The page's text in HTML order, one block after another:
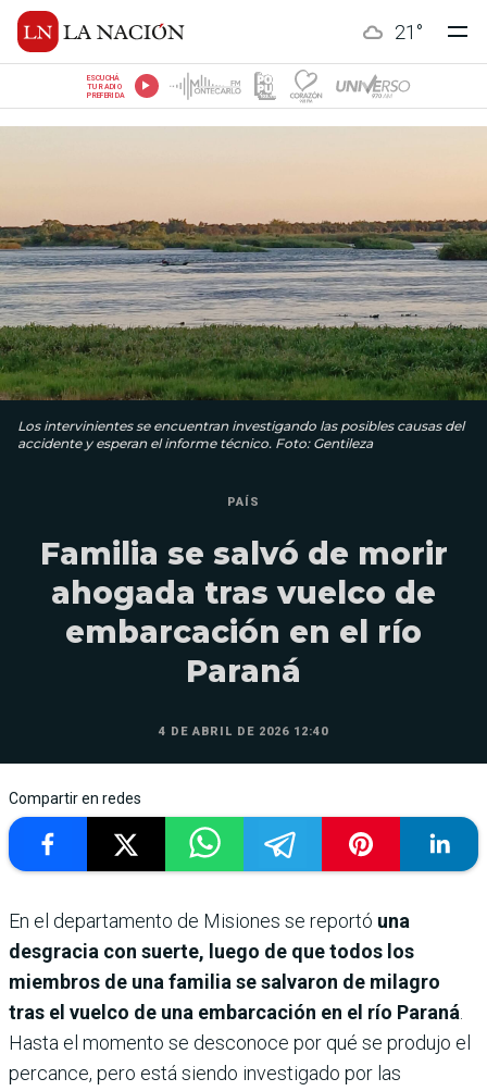
21 °
ESCUCHÁ
TU RADIO
PREFERIDA
Los intervinientes se encuentran investigando las posibles causas del
accidente y esperan el informe técnico. Foto: Gentileza
PAÍS
Familia se salvó de morir
ahogada tras vuelco de
embarcación en el río
Paraná
4 DE ABRIL DE 2026 12:40
Compartir en redes
En el departamento de Misiones se reportó una
desgracia con suerte, luego de que todos los
miembros de una familia se salvaron de milagro
tras el vuelco de una embarcación en el río Paraná
Hasta el momento se desconoce por qué se produjo el
percance, pero está siendo investigado por las